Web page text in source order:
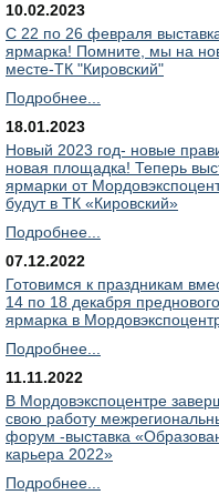
10.02.2023
С 22 по 26 февраля
ярмарка! Помните, мы на
месте-ТК "Кировский"
Подробнее...
18.01.2023
Новый 2023 год- новые
новая площадка! Теперь
ярмарки от
будут в ТК «Кировский»
Подробнее...
07.12.2022
Готовимся к праздникам
14 по 18 декабря
ярмарка в
Подробнее...
11.11.2022
В Мордовэкспоцентре
свою работу
форум -выставка
карьера 2022»
Подробнее...